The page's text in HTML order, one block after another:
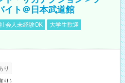
イト＠日本武道館
社会人未経験OK
大学生歓迎
り
）